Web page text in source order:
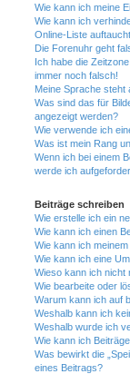
Wie kann ich meine
Wie kann ich
Online-Liste
Die Forenuhr geht
Ich habe die
immer noch falsch!
Meine Sprache steht
Was sind das für
angezeigt werden?
Wie verwende ich
Was ist mein Rang
Wenn ich bei einem
werde ich
Beiträge schreiben
Wie erstelle ich ein
Wie kann ich einen
Wie kann ich
Wie kann ich eine
Wieso kann ich nicht
Wie bearbeite oder
Warum kann ich auf
Weshalb kann ich
Weshalb wurde ich
Wie kann ich
Was bewirkt die
eines Beitrags?